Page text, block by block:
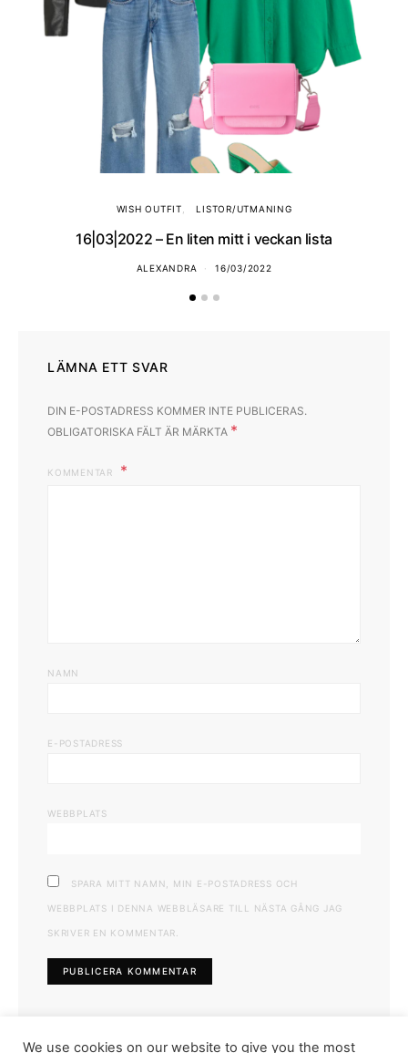
WISH OUTFIT LISTOR/UTMANING
16|03|2022 – En liten mitt i veckan lista
ALEXANDRA 16/03/2022
LÄMNA ETT SVAR
DIN E-POSTADRESS KOMMER INTE PUBLICERAS.
OBLIGATORISKA FÄLT ÄR MÄRKTA *
KOMMENTAR
NAMN
E-POSTADRESS
WEBBPLATS
SPARA MITT NAMN, MIN E-POSTADRESS OCH
WEBBPLATS I DENNA WEBBLÄSARE TILL NÄSTA GÅNG JAG
SKRIVER EN KOMMENTAR.
We use cookies on our website to give you the most